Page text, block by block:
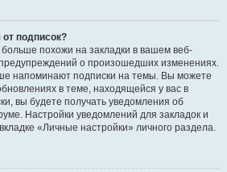
подписок?
похожи на закладки в вашем веб-
о произошедших изменениях.
напоминают подписки на темы. Вы можете
в теме, находящейся у вас в
вы будете получать уведомления об
Настройки уведомлений для закладок и
«Личные настройки» личного раздела.